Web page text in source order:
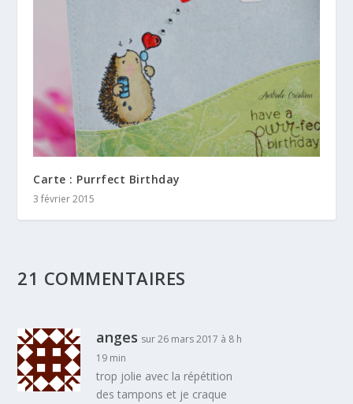
Carte : Purrfect Birthday
3 février 2015
21 COMMENTAIRES
anges sur 26 mars 2017 à 8 h
19 min
trop jolie avec la répétition
des tampons et je craque